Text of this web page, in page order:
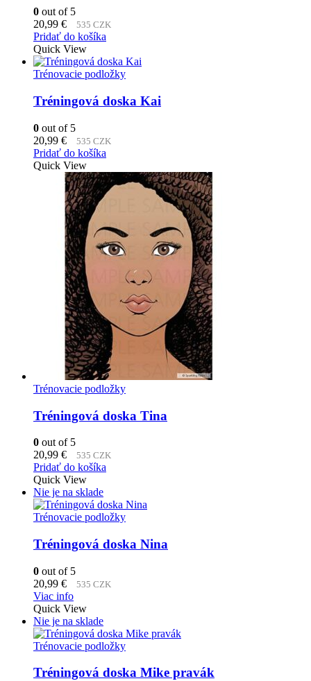
0 out of 5
20,99 € 535 CZK
Pridať do košíka
Quick View
Trénovacie podložky
Tréningová doska Kai
0 out of 5
20,99 € 535 CZK
Pridať do košíka
Quick View
Trénovacie podložky
Tréningová doska Tina
0 out of 5
20,99 € 535 CZK
Pridať do košíka
Quick View
Nie je na sklade
Trénovacie podložky
Tréningová doska Nina
0 out of 5
20,99 € 535 CZK
Viac info
Quick View
Nie je na sklade
Trénovacie podložky
Tréningová doska Mike pravák